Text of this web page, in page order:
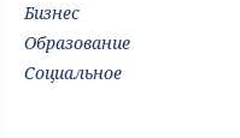
Бизнес
Образование
Социальное